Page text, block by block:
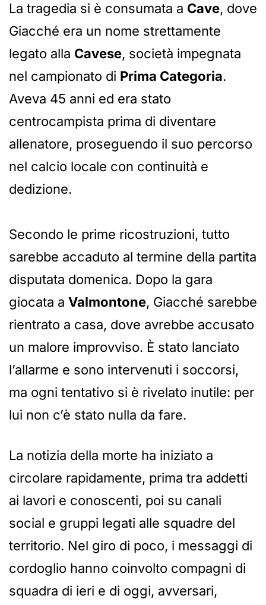
La tragedia si è consumata a Cave, dove
Giacché era un nome strettamente
legato alla Cavese, società impegnata
nel campionato di Prima Categoria.
Aveva 45 anni ed era stato
centrocampista prima di diventare
allenatore, proseguendo il suo percorso
nel calcio locale con continuità e
dedizione.
Secondo le prime ricostruzioni, tutto
sarebbe accaduto al termine della partita
disputata domenica. Dopo la gara
giocata a Valmontone, Giacché sarebbe
rientrato a casa, dove avrebbe accusato
un malore improvviso. È stato lanciato
l’allarme e sono intervenuti i soccorsi,
ma ogni tentativo si è rivelato inutile: per
lui non c’è stato nulla da fare.
La notizia della morte ha iniziato a
circolare rapidamente, prima tra addetti
ai lavori e conoscenti, poi su canali
social e gruppi legati alle squadre del
territorio. Nel giro di poco, i messaggi di
cordoglio hanno coinvolto compagni di
squadra di ieri e di oggi, avversari,